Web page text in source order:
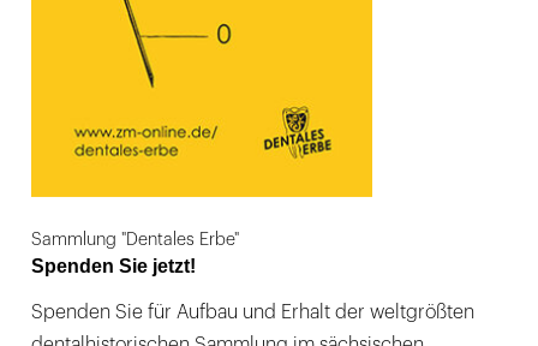
Sammlung "Dentales Erbe"
Spenden Sie jetzt!
Spenden Sie für Aufbau und Erhalt der weltgrößten